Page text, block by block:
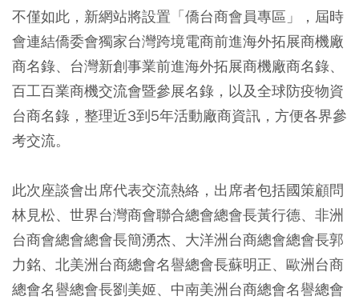
不僅如此，新網站將設置「僑台商會員專區」，屆時
會連結僑委會獨家台灣跨境電商前進海外拓展商機廠
商名錄、台灣新創事業前進海外拓展商機廠商名錄、
百工百業商機交流會暨參展名錄，以及全球防疫物資
台商名錄，整理近3到5年活動廠商資訊，方便各界參
考交流。
此次座談會出席代表交流熱絡，出席者包括國策顧問
林見松、世界台灣商會聯合總會總會長黃行德、非洲
台商會總會總會長簡湧杰、大洋洲台商總會總會長郭
力銘、北美洲台商總會名譽總會長蘇明正、歐洲台商
總會名譽總會長劉美姬、中南美洲台商總會名譽總會